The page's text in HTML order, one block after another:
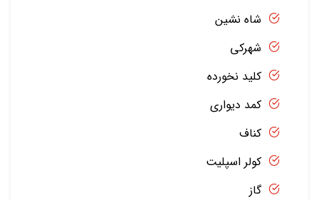
شاه نشین
شهرکی
کلید نخورده
کمد دیواری
کناف
کولر اسپلیت
گاز